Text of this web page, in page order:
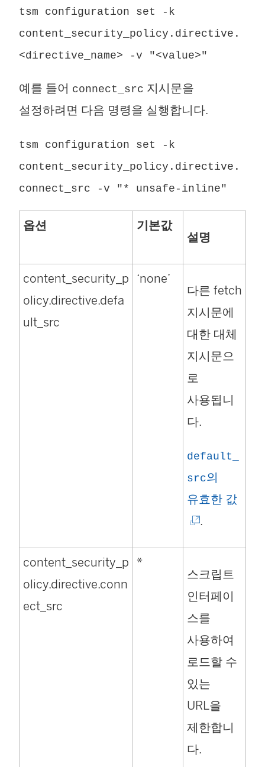
tsm configuration set -k
content_security_policy.directive.
<directive_name> -v "<value>"
예를 들어 connect_src 지시문을
설정하려면 다음 명령을 실행합니다.
tsm configuration set -k
content_security_policy.directive.
connect_src -v "* unsafe-inline"
옵션
기본값
설명
content_security_p
olicy.directive.defa
ult_src
‘none’
다른 fetch
지시문에
대한 대체
지시문으
로
사용됩니
다.
default_
src의
유효한 값(
.
content_security_p
olicy.directive.conn
ect_src
*
스크립트
인터페이
스를
사용하여
로드할 수
있는
URL을
제한합니
다.